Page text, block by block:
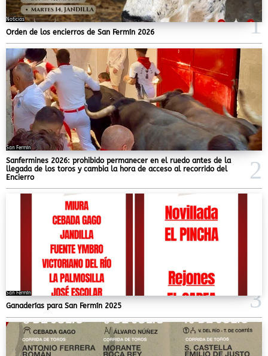
Noticias
Orden de los encierros de San Fermín 2026
San Fermín
Sanfermines 2026: prohibido permanecer en el ruedo antes de la
llegada de los toros y cambia la hora de acceso al recorrido del
Encierro
San Fermín
Ganaderías para San Fermín 2025